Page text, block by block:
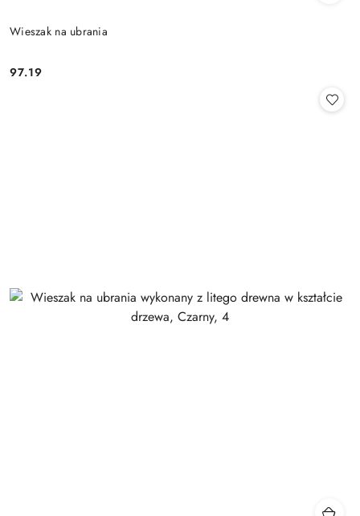
Wieszak na ubrania
Cena:
97.19